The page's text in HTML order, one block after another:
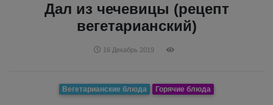
Дал из чечевицы (рецепт
вегетарианский)
16 Декабрь 2019
Вегетарианские блюда Горячие блюда